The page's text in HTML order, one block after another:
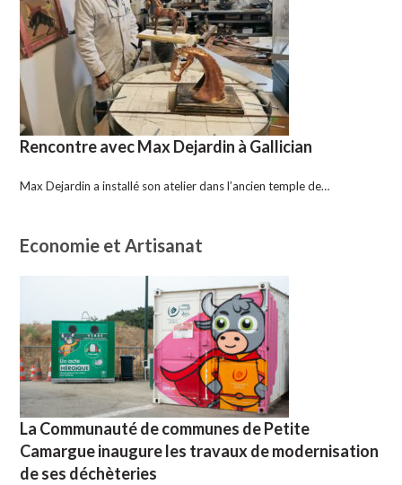
Rencontre avec Max Dejardin à Gallician
Max Dejardin a installé son atelier dans l’ancien temple de…
Economie et Artisanat
La Communauté de communes de Petite
Camargue inaugure les travaux de modernisation
de ses déchèteries